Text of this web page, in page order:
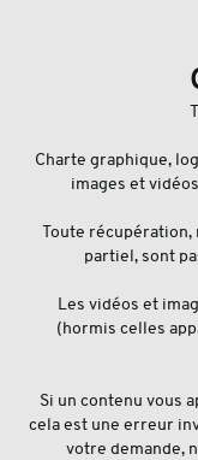
Charte graphique,
images et
Toute
partiel, sont
Les vidéos et
(hormis celles
Si un contenu vous
cela est une erreur
votre demande,